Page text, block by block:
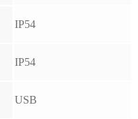
IP54
IP54
USB